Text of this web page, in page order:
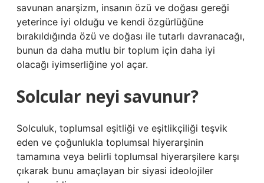
savunan anarşizm, insanın özü ve doğası gereği
yeterince iyi olduğu ve kendi özgürlüğüne
bırakıldığında özü ve doğası ile tutarlı davranacağı,
bunun da daha mutlu bir toplum için daha iyi
olacağı iyimserliğine yol açar.
Solcular neyi savunur?
Solculuk, toplumsal eşitliği ve eşitlikçiliği teşvik
eden ve çoğunlukla toplumsal hiyerarşinin
tamamına veya belirli toplumsal hiyerarşilere karşı
çıkarak bunu amaçlayan bir siyasi ideolojiler